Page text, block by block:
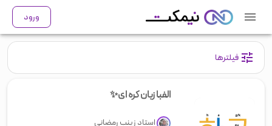
ورود
فیلترها
الفبا زبان کره ای✨
استادزینب رمضانی